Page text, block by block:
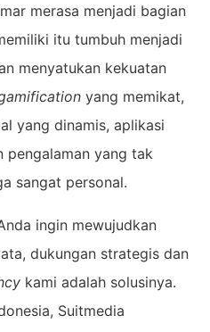
merasa menjadi bagian
itu tumbuh menjadi
menyatukan kekuatan
yang memikat,
yang dinamis, aplikasi
pengalaman yang tak
sangat personal.
ingin mewujudkan
dukungan strategis dan
kami adalah solusinya.
Suitmedia